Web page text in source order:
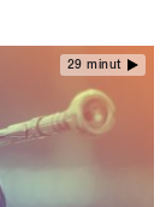
29 minut